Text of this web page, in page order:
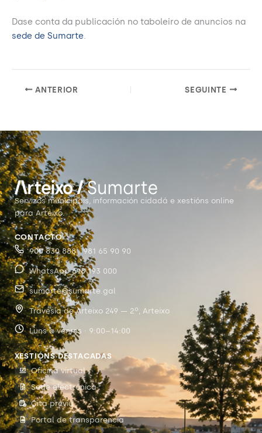
Dase conta da publicación no taboleiro de anuncios na
sede de Sumarte.
ANTERIOR SEGUINTE
Servizos municipais, información cidadá e xestións online
para Arteixo.
CONTACTO
900 830 888 · 981 65 90 90
WhatsApp 698 193 000
sumarte@sumarte.gal
Travesía de Arteixo 249 — 2º, Arteixo
Luns a venres · 9:00–14:00
XESTIÓNS DESTACADAS
Oficina virtual
Sede electrónica
Cita previa
Portal de transparencia